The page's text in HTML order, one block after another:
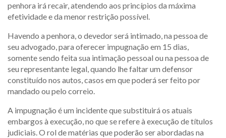
penhora irá recair, atendendo aos princípios da máxima
efetividade e da menor restrição possível.
Havendo a penhora, o devedor será intimado, na pessoa de
seu advogado, para oferecer impugnação em 15 dias,
somente sendo feita sua intimação pessoal ou na pessoa de
seu representante legal, quando lhe faltar um defensor
constituído nos autos, casos em que poderá ser feito por
mandado ou pelo correio.
A impugnação é um incidente que substituirá os atuais
embargos à execução, no que se refere à execução de títulos
judiciais. O rol de matérias que poderão ser abordadas na